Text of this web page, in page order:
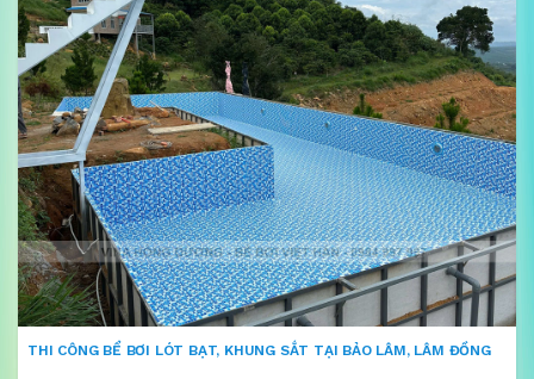
THI CÔNG BỂ BƠI LÓT BẠT, KHUNG SẮT TẠI BẢO LÂM, LÂM ĐỒNG